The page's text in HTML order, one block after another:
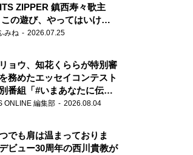
ZIPPER 鎮西寿々歌主
の遊び、やってはいけま
みね 2026.07.25
ョウ、知花くららが特別審
務めたエッセイコンテスト
番組「#いまあなたに伝え
と」
ONLINE 編集部 2026.08.04
つでも肩は温まっておりま
ビュー30周年の西川貴教が